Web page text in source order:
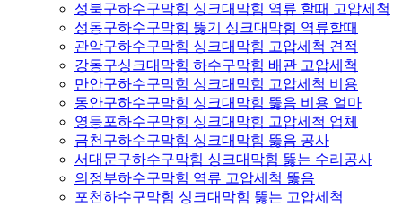
성북구하수구막힘 싱크대막힘 역류 할때 고압세척
성동구하수구막힘 뚫기 싱크대막힘 역류할때
관악구하수구막힘 싱크대막힘 고압세척 견적
강동구싱크대막힘 하수구막힘 배관 고압세척
만안구하수구막힘 싱크대막힘 고압세척 비용
동안구하수구막힘 싱크대막힘 뚫음 비용 얼마
영등포하수구막힘 싱크대막힘 고압세척 업체
금천구하수구막힘 싱크대막힘 뚫음 공사
서대문구하수구막힘 싱크대막힘 뚫는 수리공사
의정부하수구막힘 역류 고압세척 뚫음
포천하수구막힘 싱크대막힘 뚫는 고압세척